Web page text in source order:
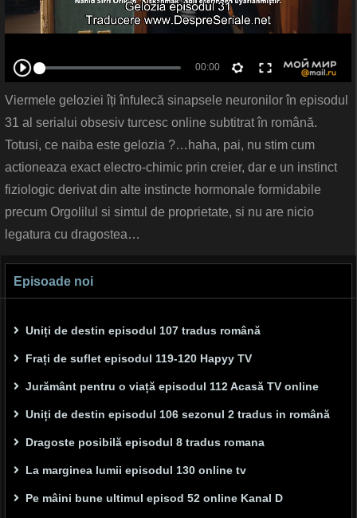
Viermele geloziei îți înfulecă sinapsele neuronilor în episodul
31 al serialui obsesiv turcesc online subtitrat în română.
Totusi, ce naiba este gelozia ?…haha, pai, nu stim cum
actioneaza exact electro-chimic prin creier, dar e un instinct
fiziologic derivat din alte instincte hormonale formidabile
precum Orgolilul si simtul de proprietate, si nu are nicio
legatura cu dragostea…
Episoade noi
Uniți de destin episodul 107 tradus română
Frați de suflet episodul 119-120 Hapyy TV
Jurământ pentru o viață episodul 112 Acasă TV online
Uniți de destin episodul 106 sezonul 2 tradus in română
Dragoste posibilă episodul 8 tradus romana
La marginea lumii episodul 130 online tv
Pe mâini bune ultimul episod 52 online Kanal D